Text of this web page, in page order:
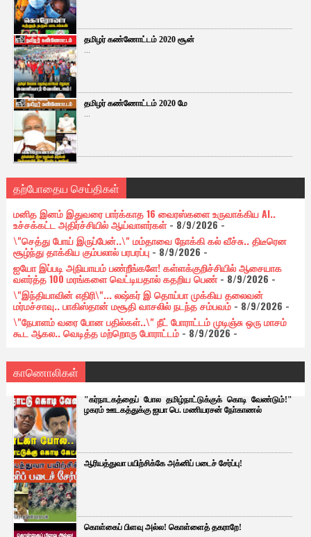
தமிழர் கண்ணோட்டம் 2020 சூன்
...
தமிழர் கண்ணோட்டம் 2020 மே
...
தற்போதைய செய்திகள்
மனித இனம் இதுவரை பார்க்காத 16 வைரஸ்களை உருவாக்கிய AI..
உச்சக்கட்ட அதிர்ச்சியில் ஆய்வாளர்கள்- 8/9/2026-
\"செத்து போய் இருப்பேன்..\" மம்தாவை நோக்கி கல் வீச்சு.. திடீரென
சூழ்ந்து தாக்கிய கும்பலால் பரபரப்பு- 8/9/2026 -
ஐயோ இப்படி அநியாயம் பண்றீங்களே! கள்ளக்குறிச்சியில் ஆசையாக
வளர்த்த 100 மரங்களை வெட்டியதால் கதறிய பெண்- 8/9/2026 -
\"இந்தியாவின் எதிரி\"... லஷ்கர் இ தொய்பா முக்கிய தலைவன்
மர்மச்சாவு.. பாகிஸ்தான் மசூதி வாசலில் நடந்த சம்பவம்- 8/9/2026 -
\"நேபாளம் வரை போன பதில்கள்..\" நீட் போராட்டம் முடிஞ்சு ஒரு மாசம்
கூட ஆகல.. வெடித்த மற்றொரு போராட்டம்- 8/9/2026-
காணொலிகள்
"கர்நாடகத்தைப் போல தமிழ்நாட்டுக்குக் கொடி வேண்டும்!"
ழகரம் ஊடகத்துக்கு ஐயா பெ. மணியரசன் நோ்காணல்
ஆரியத்துவா பயிற்சிக்கே அக்னிப் படைச் சேர்ப்பு!
கொள்கைப் பிளவு அல்ல! கொள்ளைத் தகராறே!